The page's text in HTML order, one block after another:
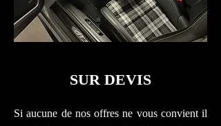
SUR DEVIS
Si aucune de nos offres ne vous convient il